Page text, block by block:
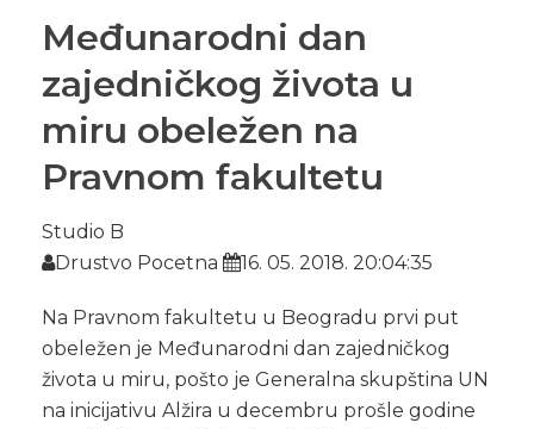
Međunarodni dan
zajedničkog života u
miru obeležen na
Pravnom fakultetu
Studio B
Drustvo Pocetna
16. 05. 2018. 20:04:35
Na Pravnom fakultetu u Beogradu prvi put
obeležen je Međunarodni dan zajedničkog
života u miru, pošto je Generalna skupština UN
na inicijativu Alžira u decembru prošle godine